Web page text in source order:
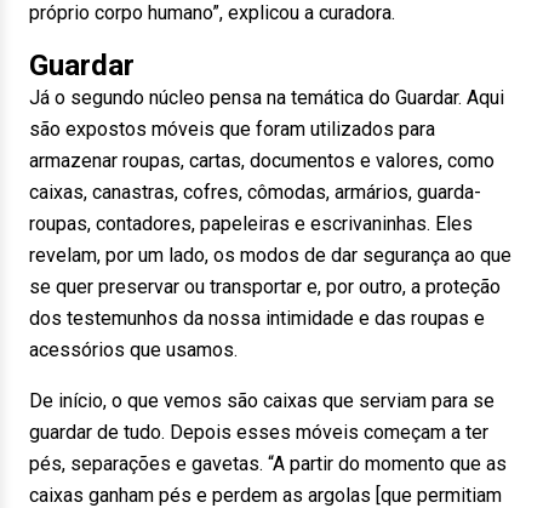
próprio corpo humano”, explicou a curadora.
Guardar
Já o segundo núcleo pensa na temática do Guardar. Aqui
são expostos móveis que foram utilizados para
armazenar roupas, cartas, documentos e valores, como
caixas, canastras, cofres, cômodas, armários, guarda-
roupas, contadores, papeleiras e escrivaninhas. Eles
revelam, por um lado, os modos de dar segurança ao que
se quer preservar ou transportar e, por outro, a proteção
dos testemunhos da nossa intimidade e das roupas e
acessórios que usamos.
De início, o que vemos são caixas que serviam para se
guardar de tudo. Depois esses móveis começam a ter
pés, separações e gavetas. “A partir do momento que as
caixas ganham pés e perdem as argolas [que permitiam